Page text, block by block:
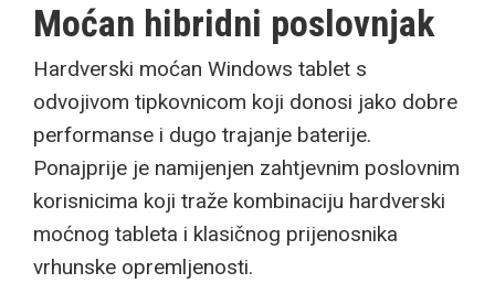
Moćan hibridni poslovnjak
Hardverski moćan Windows tablet s
odvojivom tipkovnicom koji donosi jako dobre
performanse i dugo trajanje baterije.
Ponajprije je namijenjen zahtjevnim poslovnim
korisnicima koji traže kombinaciju hardverski
moćnog tableta i klasičnog prijenosnika
vrhunske opremljenosti.